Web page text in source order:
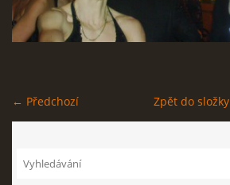
STAGEPLAN
Kapela BUMERANG
Poříčany okr. Kolín
kapelabumerang@gmail.com
← Předchozí Zpět do složky